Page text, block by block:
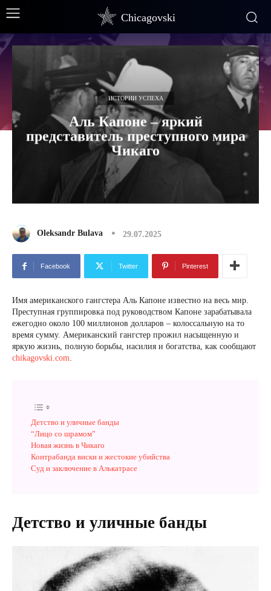
Chicagovski
ИСТОРИИ УСПЕХА
Аль Капоне – яркий
представитель преступного мира
Чикаго
Oleksandr Bulava 29.07.2025
Facebook Twitter Pinterest
Имя американского гангстера Аль Капоне известно на весь мир.
Преступная группировка под руководством Капоне зарабатывала
ежегодно около 100 миллионов долларов – колоссальную на то
время сумму. Американский гангстер прожил насыщенную и
яркую жизнь, полную борьбы, насилия и богатства, как сообщают
chikagovski.com.
Детство и уличные банды
“Лицо со шрамом”
Новая жизнь в Чикаго
Контрабанда виски и жестокие убийства
Суд и заключение в Алькатрасе
Детство и уличные банды